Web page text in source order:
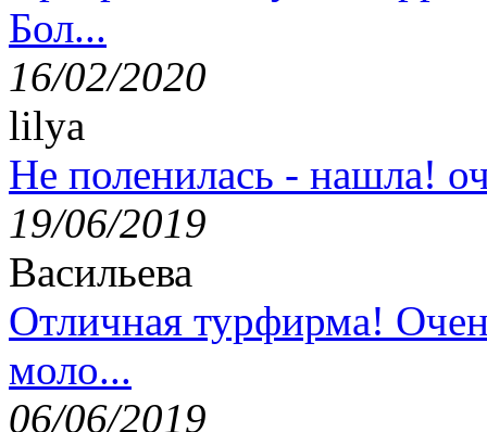
Бол...
16/02/2020
lilya
Не поленилась - нашла!
19/06/2019
Васильева
Отличная турфирма!
моло...
06/06/2019